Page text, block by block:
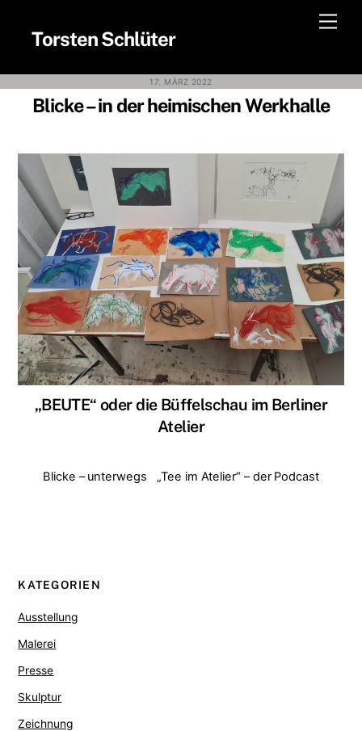
contentTorsten Schlüter
17. MÄRZ 2022
Blicke – in der heimischen Werkhalle
„BEUTE“ oder die Büffelschau im Berliner
Atelier
Blicke – unterwegs „Tee im Atelier“ – der Podcast
KATEGORIEN
Ausstellung
Malerei
Presse
Skulptur
Zeichnung